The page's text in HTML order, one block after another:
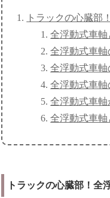
トラックの心臓部
全浮動式車軸
全浮動式車軸
全浮動式車軸
全浮動式車軸
全浮動式車
全浮動式車
トラックの心臓部！全